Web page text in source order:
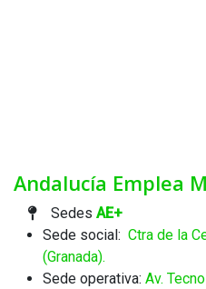
Andalucía Emplea
Sedes AE+
Sede social: Ctra de la
(Granada).
Sede operativa: Av.